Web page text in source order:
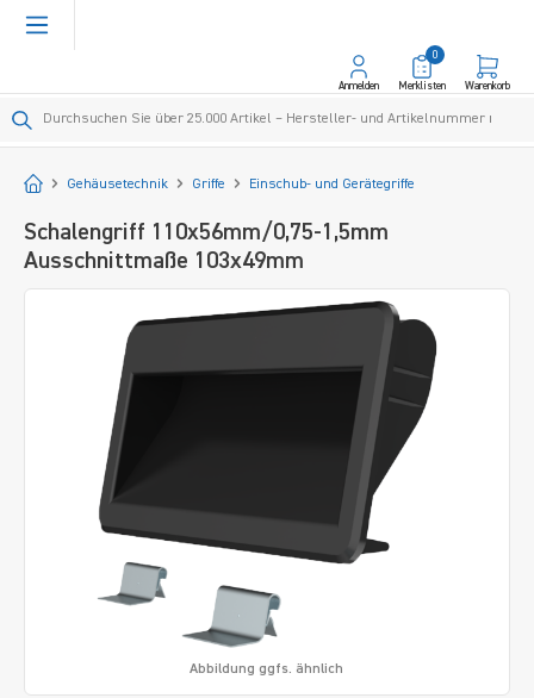
springen
Anmelden Merklisten
0
Warenkorb
Startseite
Gehäusetechnik Griffe Einschub- und Gerätegriffe
Schalengriff 110x56mm/0,75-1,5mm
Ausschnittmaße 103x49mm
Abbildung ggfs. ähnlich